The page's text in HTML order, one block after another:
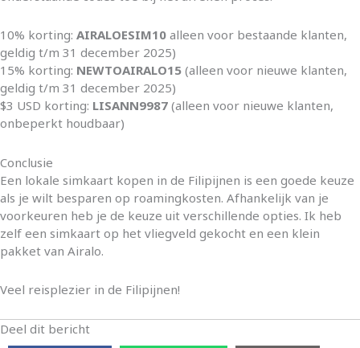
10% korting: AIRALOESIM10 alleen voor bestaande klanten,
geldig t/m 31 december 2025)
15% korting: NEWTOAIRALO15 (alleen voor nieuwe klanten,
geldig t/m 31 december 2025)
$3 USD korting: LISANN9987 (alleen voor nieuwe klanten,
onbeperkt houdbaar)
Conclusie
Een lokale simkaart kopen in de Filipijnen is een goede keuze
als je wilt besparen op roamingkosten. Afhankelijk van je
voorkeuren heb je de keuze uit verschillende opties. Ik heb
zelf een simkaart op het vliegveld gekocht en een klein
pakket van Airalo.
Veel reisplezier in de Filipijnen!
Deel dit bericht